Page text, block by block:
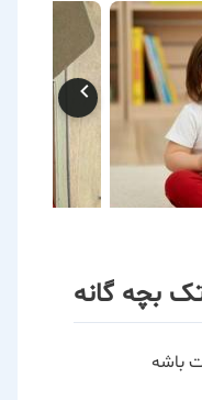
بچه گانه
باشه